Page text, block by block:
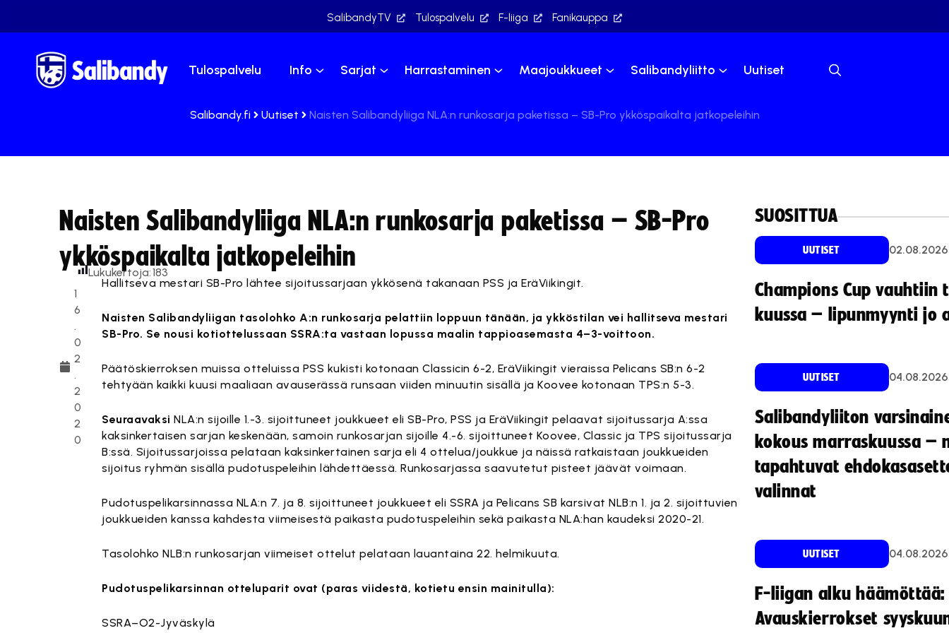
SalibandyTV Tulospalvelu F-liiga Fanikauppa
Tulospalvelu Info Sarjat Harrastaminen Maajoukkueet Salibandyliitto Uutiset
Salibandy.fi Uutiset Naisten Salibandyliiga NLA:n runkosarja paketissa – SB-Pro ykköspaikalta jatkopeleihin
Naisten Salibandyliiga NLA:n runkosarja paketissa – SB-Pro
ykköspaikalta jatkopeleihin
1
6
.
0
2
.
2
0
2
0
Lukukertoja:183
Hallitseva mestari SB-Pro lähtee sijoitussarjaan ykkösenä takanaan PSS ja EräViikingit.
Naisten Salibandyliigan tasolohko A:n runkosarja pelattiin loppuun tänään, ja ykköstilan vei hallitseva mestari
SB-Pro. Se nousi kotiottelussaan SSRA:ta vastaan lopussa maalin tappioasemasta 4–3-voittoon.
Päätöskierroksen muissa otteluissa PSS kukisti kotonaan Classicin 6-2, EräViikingit vieraissa Pelicans SB:n 6-2
tehtyään kaikki kuusi maaliaan avauserässä runsaan viiden minuutin sisällä ja Koovee kotonaan TPS:n 5-3.
Seuraavaksi NLA:n sijoille 1.-3. sijoittuneet joukkueet eli SB-Pro, PSS ja EräViikingit pelaavat sijoitussarja A:ssa
kaksinkertaisen sarjan keskenään, samoin runkosarjan sijoille 4.-6. sijoittuneet Koovee, Classic ja TPS sijoitussarja
B:ssä. Sijoitussarjoissa pelataan kaksinkertainen sarja eli 4 ottelua/joukkue ja näissä ratkaistaan joukkueiden
sijoitus ryhmän sisällä pudotuspeleihin lähdettäessä. Runkosarjassa saavutetut pisteet jäävät voimaan.
Pudotuspelikarsinnassa NLA:n 7. ja 8. sijoittuneet joukkueet eli SSRA ja Pelicans SB karsivat NLB:n 1. ja 2. sijoittuvien
joukkueiden kanssa kahdesta viimeisestä paikasta pudotuspeleihin sekä paikasta NLA:han kaudeksi 2020-21.
Tasolohko NLB:n runkosarjan viimeiset ottelut pelataan lauantaina 22. helmikuuta.
Pudotuspelikarsinnan otteluparit ovat (paras viidestä, kotietu ensin mainitulla):
SSRA–O2-Jyväskylä
SUOSITTUA
UUTISET 02.08.2026
Champions Cup vauhtiin
kuussa – lipunmyynti jo
UUTISET 04.08.2026
Salibandyliiton
kokous marraskuussa –
tapahtuvat
valinnat
UUTISET 04.08.2026
F-liigan alku häämöttää:
Avauskierrokset